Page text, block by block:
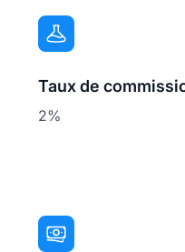
Taux de
2%